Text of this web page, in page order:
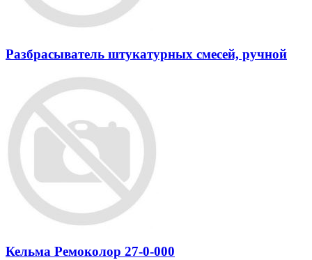
Разбрасыватель штукатурных смесей, ручной
Кельма Ремоколор 27-0-000